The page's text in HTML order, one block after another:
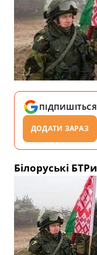
ПІДПИШІТЬСЯ
ДОДАТИ ЗАРАЗ
Білоруські